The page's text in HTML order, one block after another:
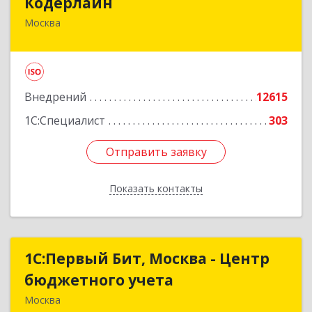
Москва
Внедрений
12615
1С:Специалист
303
Отправить заявку
Показать контакты
107023, Москва г, Семеновская Б. ул, дом № 43,
Отправить заявку
Назад
1С:Первый Бит, Москва - Центр
бюджетного учета
Москва
1С:Первый Бит, Москва - Центр
бюджетного учета